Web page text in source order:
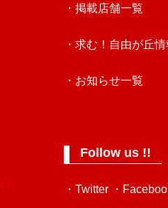
・掲載店舗一覧
・求む！自由が丘
・お知らせ一覧
Follow us !!
・Twitter ・